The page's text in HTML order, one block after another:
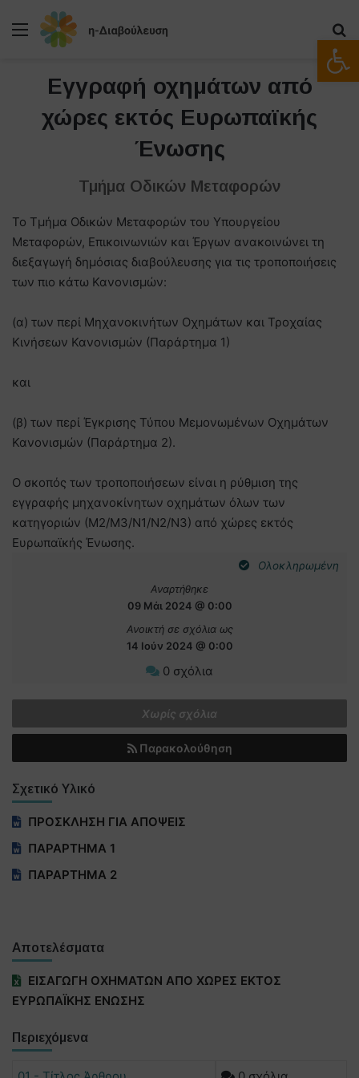
Μενού
Εγγραφή οχημάτων από
χώρες εκτός Ευρωπαϊκής
Ένωσης
Τμήμα Οδικών Μεταφορών
Το Τμήμα Οδικών Μεταφορών του Υπουργείου
Μεταφορών, Επικοινωνιών και Έργων ανακοινώνει τη
διεξαγωγή δημόσιας διαβούλευσης για τις τροποποιήσεις
των πιο κάτω Κανονισμών:
(α) των περί Μηχανοκινήτων Οχημάτων και Τροχαίας
Κινήσεων Κανονισμών (Παράρτημα 1)
και
(β) των περί Έγκρισης Τύπου Μεμονωμένων Οχημάτων
Κανονισμών (Παράρτημα 2).
Ο σκοπός των τροποποιήσεων είναι η ρύθμιση της
εγγραφής μηχανοκίνητων οχημάτων όλων των
κατηγοριών (Μ2/Μ3/Ν1/Ν2/Ν3) από χώρες εκτός
Ευρωπαϊκής Ένωσης.
Ολοκληρωμένη
Αναρτήθηκε
09 Μάι 2024 @ 0:00
Ανοικτή σε σχόλια ως
14 Ιούν 2024 @ 0:00
0 σχόλια
Χωρίς σχόλια
Παρακολούθηση
Σχετικό Υλικό
ΠΡΟΣΚΛΗΣΗ ΓΙΑ ΑΠΟΨΕΙΣ
ΠΑΡΑΡΤΗΜΑ 1
ΠΑΡΑΡΤΗΜΑ 2
Αποτελέσματα
ΕΙΣΑΓΩΓΗ ΟΧΗΜΑΤΩΝ ΑΠΟ ΧΩΡΕΣ ΕΚΤΟΣ
ΕΥΡΩΠΑΪΚΗΣ ΕΝΩΣΗΣ
Περιεχόμενα